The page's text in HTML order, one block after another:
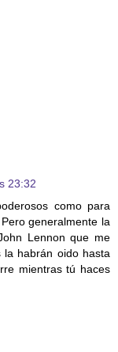
23:32
como para
generalmente la
Lennon que me
la habrán oido hasta
mientras tú haces